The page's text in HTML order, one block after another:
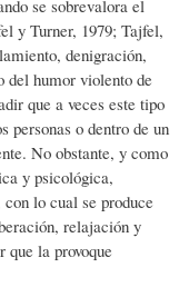
se sobrevalora el
y Turner, 1979; Tajfel,
denigración,
del humor violento de
que a veces este tipo
personas o dentro de un
No obstante, y como
y psicológica,
lo cual se produce
relajación y
que la provoque